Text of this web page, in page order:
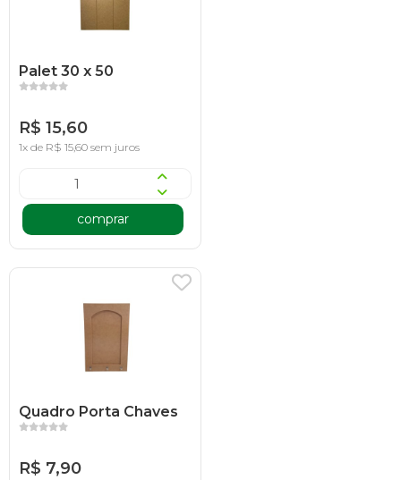
Palet 30 x 50
R$ 15,60
1x de R$ 15,60 sem juros
comprar
Quadro Porta Chaves
R$ 7,90